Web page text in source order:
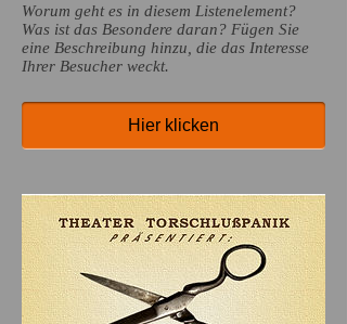
Worum geht es in diesem Listenelement?
Was ist das Besondere daran? Fügen Sie
eine Beschreibung hinzu, die das Interesse
Ihrer Besucher weckt.
Hier klicken